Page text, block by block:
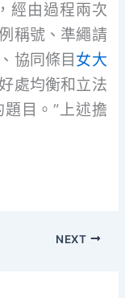
經由過程兩次
稱號、準繩請
協同條目 女大
處均衡和立法
題目。”上述擔
NEXT